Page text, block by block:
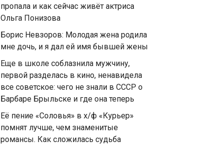
пропала и как сейчас живёт актриса
Ольга Понизова
Борис Невзоров: Молодая жена родила
мне дочь, и я дал ей имя бывшей жены
Еще в школе соблазнила мужчину,
первой разделась в кино, ненавидела
все советское: чего не знали в СССР о
Барбаре Брыльске и где она теперь
Её пение «Соловья» в х/ф «Курьер»
помнят лучше, чем знаменитые
романсы. Как сложилась судьба